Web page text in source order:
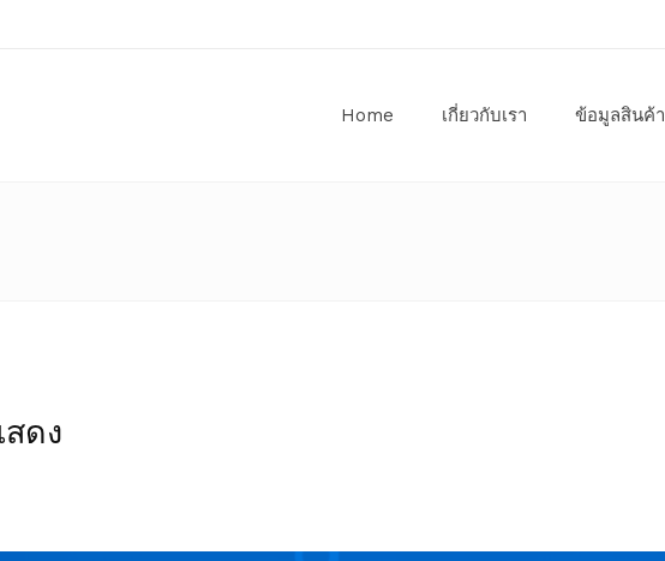
Home เกี่ยวกับเรา ข้อมูลสินค้า
ดง